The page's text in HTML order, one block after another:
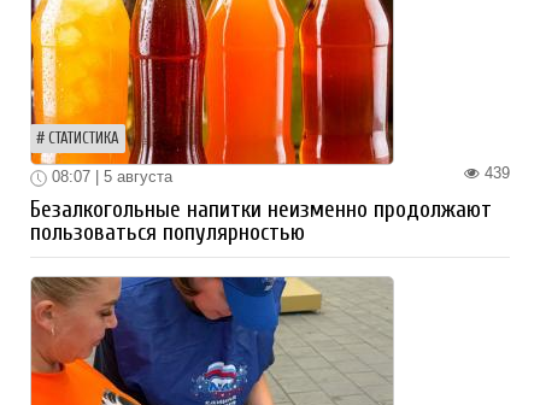
СТАТИСТИКА
439
08:07 | 5 августа
Безалкогольные напитки неизменно продолжают
пользоваться популярностью